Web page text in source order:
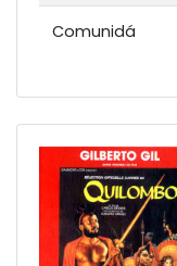
Comunidá